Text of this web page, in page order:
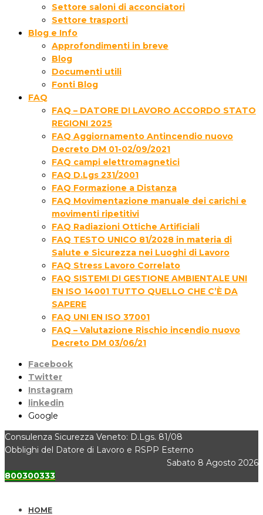
Settore saloni di acconciatori
Settore trasporti
Blog e Info
Approfondimenti in breve
Blog
Documenti utili
Fonti Blog
FAQ
FAQ – DATORE DI LAVORO ACCORDO STATO
REGIONI 2025
FAQ Aggiornamento Antincendio nuovo
Decreto DM 01-02/09/2021
FAQ campi elettromagnetici
FAQ D.Lgs 231/2001
FAQ Formazione a Distanza
FAQ Movimentazione manuale dei carichi e
movimenti ripetitivi
FAQ Radiazioni Ottiche Artificiali
FAQ TESTO UNICO 81/2028 in materia di
Salute e Sicurezza nei Luoghi di Lavoro
FAQ Stress Lavoro Correlato
FAQ SISTEMI DI GESTIONE AMBIENTALE UNI
EN ISO 14001 TUTTO QUELLO CHE C’È DA
SAPERE
FAQ UNI EN ISO 37001
FAQ – Valutazione Rischio incendio nuovo
Decreto DM 03/06/21
Facebook
Twitter
Instagram
linkedin
Google
Consulenza Sicurezza Veneto: D.Lgs. 81/08
Obblighi del Datore di Lavoro e RSPP Esterno
Sabato 8 Agosto 2026
800300333
HOME